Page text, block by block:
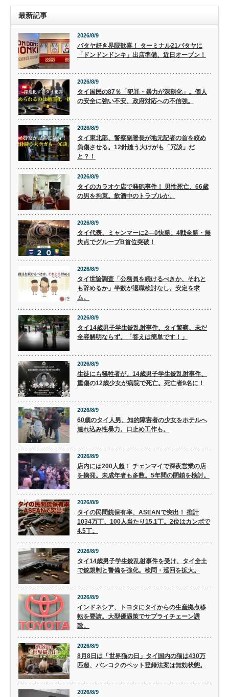
最新記事
2026/8/9
パタヤ好き界隈歓喜！ ターミナル21パタヤに
「ドンドンドンキ」出店準備、近日オープン！
2026/8/9
タイ国民の87％「犯罪・暴力が深刻化」。個人
の安全に強い不安、政府対応への不信強。
2026/8/9
タイ東北部、警察副署長が地元記者の首を絞め
負傷させる。12針縫う大けがも「冗談」だ
と？！
2026/8/9
タイのカラオケ店で発砲事件！ 男性死亡、66歳
の男を拘束。飲酒中のトラブルか。
2026/8/9
タイ代表、ミャンマーに2―0快勝。4戦全勝・無
失点でグループB首位突破！
2026/8/9
タイ世論調査「公務員を続けるべきか、それと
も辞めるか」半数が退職検討なし。安定を求
ム。
2026/8/9
タイ14歳男子学生銃乱射事件、タイ警察、未だ
全容解明ならず。「答えは簡単です！」
2026/8/9
生徒にも犠牲者が。14歳男子学生銃乱射事件、
重傷の12歳少女が病院で死亡。死亡者9名に！
2026/8/9
60歳のタイ人男、知的障害者の少女をホテルへ
連れ込み性暴力。口止め工作も。
2026/8/9
店内には200人超！ チェンマイで深夜営業の店
を摘発。未成年者も多数。5年間の閉鎖を検討。
2026/8/9
タイの民間銃保有率、ASEANで突出！ 推計
1034万丁、100人当たり15.1丁。2位はカンボで
4.5丁。
2026/8/9
タイ14歳男子学生銃乱射事件を受け、タイ全土
で銃規制と警備を強化。検問・巡回を拡大。
2026/8/9
インドネシア、トヨタにタイからの生産拠点移
転を要請。大型優遇策でサプライチェーン誘
致。
2026/8/9
8月8日は「世界猫の日」タイ国内の猫は430万
匹超、バンコクのペット登録法案は無効状態。
2026/8/9